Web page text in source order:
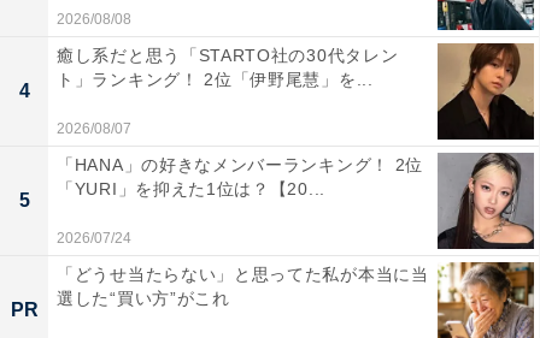
2026/08/08
4
癒し系だと思う「STARTO社の30代タレン
ト」ランキング！ 2位「伊野尾慧」を...
2026/08/07
5
「HANA」の好きなメンバーランキング！ 2位
「YURI」を抑えた1位は？【20...
2026/07/24
PR
「どうせ当たらない」と思ってた私が本当に当
選した“買い方”がこれ